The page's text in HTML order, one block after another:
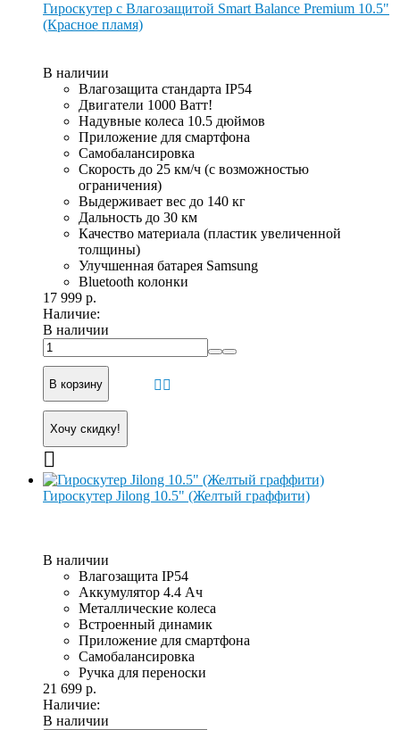
Гироскутер с Влагозащитой Smart Balance Premium 10.5"
(Красное пламя)
В наличии
Влагозащита стандарта IP54
Двигатели 1000 Ватт!
Надувные колеса 10.5 дюймов
Приложение для смартфона
Самобалансировка
Скорость до 25 км/ч (с возможностью
ограничения)
Выдерживает вес до 140 кг
Дальность до 30 км
Качество материала (пластик увеличенной
толщины)
Улучшенная батарея Samsung
Bluetooth колонки
17 999 р.
Наличие:
В наличии
В корзину
Хочу скидку!
Гироскутер Jilong 10.5" (Желтый граффити)
В наличии
Влагозащита IP54
Аккумулятор 4.4 Ач
Металлические колеса
Встроенный динамик
Приложение для смартфона
Самобалансировка
Ручка для переноски
21 699 р.
Наличие:
В наличии